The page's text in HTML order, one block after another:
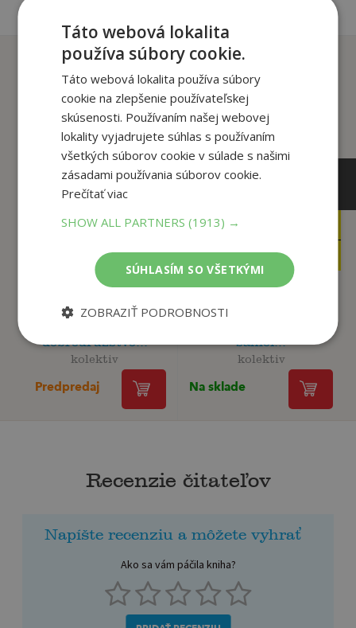
Zákazníci, ktorí si kúpili
tento titul si tiež kúpili
8,99€
7,10€
Minecraft -
dobrodružstvo...
kolektiv
Predpredaj
Minecraft -
samol...
kolektiv
Na sklade
Recenzie čitateľov
Napíšte recenziu a môžete vyhrať
Ako sa vám páčila kniha?
Táto webová lokalita
používa súbory cookie.
Táto webová lokalita používa súbory
cookie na zlepšenie používateľskej
skúsenosti. Používaním našej webovej
lokality vyjadrujete súhlas s používaním
všetkých súborov cookie v súlade s našimi
zásadami používania súborov cookie.
Prečítať viac
SHOW ALL PARTNERS(1913) →
SÚHLASÍM SO VŠETKÝMI
ZOBRAZIŤ PODROBNOSTI